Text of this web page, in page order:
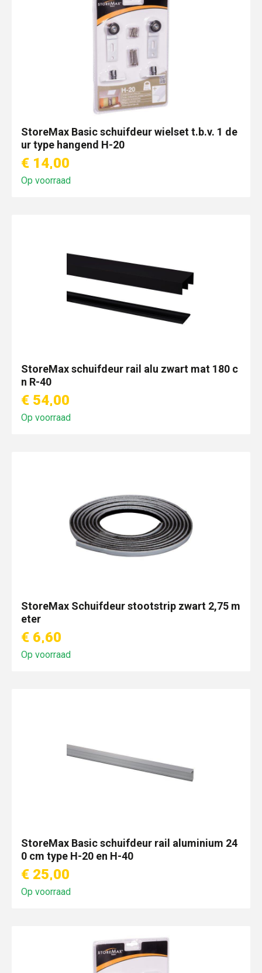
StoreMax Basic schuifdeur wielset t.b.v. 1 de
ur type hangend H-20
€ 14,00
Op voorraad
StoreMax schuifdeur rail alu zwart mat 180 c
n R-40
€ 54,00
Op voorraad
StoreMax Schuifdeur stootstrip zwart 2,75 m
eter
€ 6,60
Op voorraad
StoreMax Basic schuifdeur rail aluminium 24
0 cm type H-20 en H-40
€ 25,00
Op voorraad